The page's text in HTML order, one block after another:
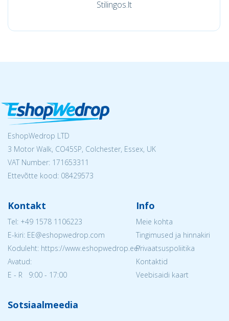
Stilingos.lt
EshopWedrop LTD
3 Motor Walk, CO45SP, Colchester, Essex, UK
VAT Number: 171653311
Ettevõtte kood: 08429573
Kontakt
Tel: +49 1578 1106223
E-kiri: EE@eshopwedrop.com
Koduleht: https://www.eshopwedrop.ee/
Avatud:
E - R 9:00 - 17:00
Info
Meie kohta
Tingimused ja hinnakiri
Privaatsuspoliitika
Kontaktid
Veebisaidi kaart
Sotsiaalmeedia